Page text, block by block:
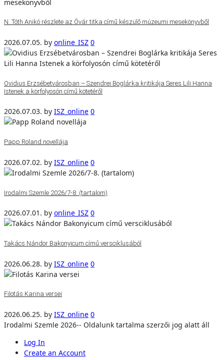
N. Tóth Anikó részlete az Óvár titka című készülő múzeumi mesekönyvből
2026.07.05. by online_ISZ 0
Ovidius Erzsébetvárosban – Szendrei Boglárka kritikája Seres Lili Hanna
Istenek a körfolyosón című kötetéről
2026.07.03. by ISZ_online 0
Papp Roland novellája
2026.07.02. by ISZ_online 0
Irodalmi Szemle 2026/7-8. (tartalom)
2026.07.01. by online_ISZ 0
Takács Nándor Bakonyicum című versciklusából
2026.06.28. by ISZ_online 0
Filotás Karina versei
2026.06.25. by ISZ_online 0
Irodalmi Szemle 2026-- Oldalunk tartalma szerzői jog alatt áll
Log In
Create an Account